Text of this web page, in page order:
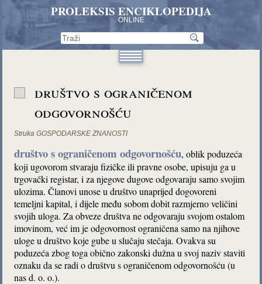
PROLEKSIS ENCIKLOPEDIJA
ONLINE
društvo s ograničenom
odgovornošću
Struka GOSPODARSKE ZNANOSTI
društvo s ograničenom odgovornošću, oblik poduzeća
koji ugovorom stvaraju fizičke ili pravne osobe, upisuju ga u
trgovački registar, i za njegove dugove odgovaraju samo svojim
ulozima. Članovi unose u društvo unaprijed dogovoreni
temeljni kapital, i dijele među sobom dobit razmjerno veličini
svojih uloga. Za obveze društva ne odgovaraju svojom ostalom
imovinom, već im je odgovornost ograničena samo na njihove
uloge u društvo koje gube u slučaju stečaja. Ovakva su
poduzeća zbog toga obično zakonski dužna u svoj naziv staviti
oznaku da se radi o društvu s ograničenom odgovornošću (u
nas d. o. o.).